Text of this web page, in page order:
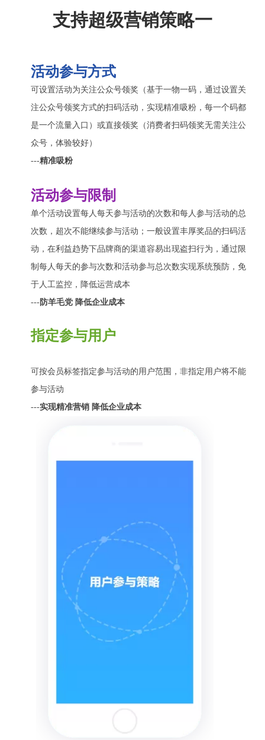
支持超级营销策略一
活动参与方式
可设置活动为关注公众号领奖（基于一物一码，通过设置关
注公众号领奖方式的扫码活动，实现精准吸粉，每一个码都
是一个流量入口）或直接领奖（消费者扫码领奖无需关注公
众号，体验较好）
---精准吸粉
活动参与限制
单个活动设置每人每天参与活动的次数和每人参与活动的总
次数，超次不能继续参与活动；一般设置丰厚奖品的扫码活
动，在利益趋势下品牌商的渠道容易出现盗扫行为，通过限
制每人每天的参与次数和活动参与总次数实现系统预防，免
于人工监控，降低运营成本
---防羊毛党 降低企业成本
指定参与用户
可按会员标签指定参与活动的用户范围，非指定用户将不能
参与活动
---实现精准营销 降低企业成本